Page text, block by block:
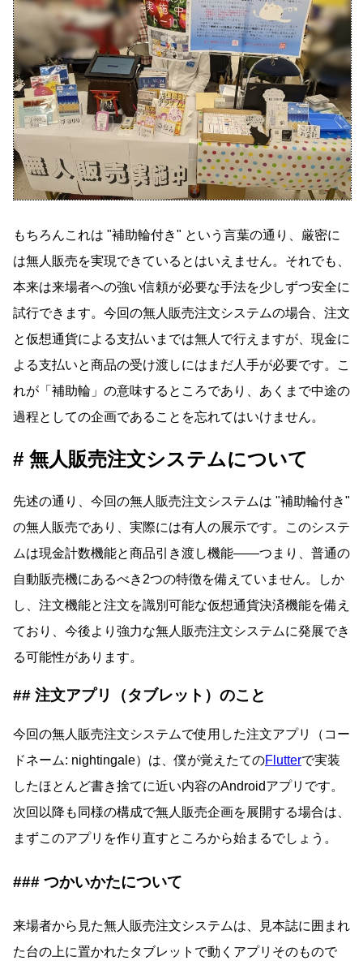
もちろんこれは 補助輪付き
という言葉の通り、厳密に
は無人販売を実現できているとはいえません。それでも、
本来は来場者への強い信頼が必要な手法を少しずつ安全に
試行できます。今回の無人販売注文システムの場合、注文
と仮想通貨による支払いまでは無人で行えますが、現金に
よる支払いと商品の受け渡しにはまだ人手が必要です。こ
れが「補助輪」の意味するところであり、あくまで中途の
過程としての企画であることを忘れてはいけません。
無人販売注文システムについて
先述の通り、今回の無人販売注文システムは
補助輪付き
の無人販売であり、実際には有人の展示です。このシステ
ムは現金計数機能と商品引き渡し機能――つまり、普通の
自動販売機にあるべき2つの特徴を備えていません。しか
し、注文機能と注文を識別可能な仮想通貨決済機能を備え
ており、今後より強力な無人販売注文システムに発展でき
る可能性があります。
注文アプリ（タブレット）のこと
今回の無人販売注文システムで使用した注文アプリ（コー
ドネーム: nightingale）は、僕が覚えたてのFlutterで実装
したほとんど書き捨てに近い内容のAndroidアプリです。
次回以降も同様の構成で無人販売企画を展開する場合は、
まずこのアプリを作り直すところから始まるでしょう。
つかいかたについて
来場者から見た無人販売注文システムは、見本誌に囲まれ
た台の上に置かれたタブレットで動くアプリそのもので